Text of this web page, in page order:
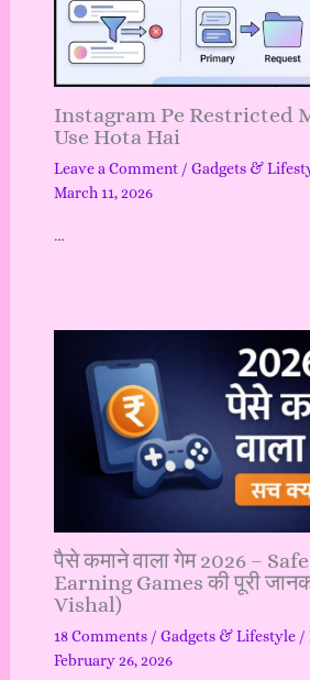
Instagram Pe Restricted
Use Hota Hai
Leave a Comment / Gadgets &
March 11, 2026
…
पैसे कमाने वाला गेम 2026 –
Earning Games की पूरी
Vishal)
18 Comments / Gadgets & Lifestyle/
February 26, 2026